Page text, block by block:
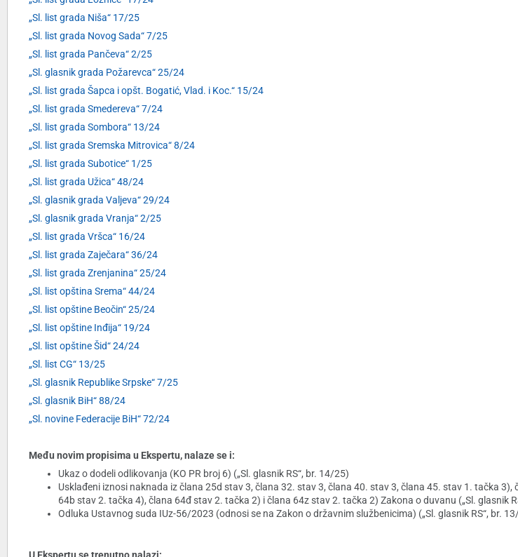
„Sl. list grada Niša“ 17/25
„Sl. list grada Novog Sada“ 7/25
„Sl. list grada Pančeva“ 2/25
„Sl. glasnik grada Požarevca“ 25/24
„Sl. list grada Šapca i opšt. Bogatić, Vlad. i Koc.“ 15/24
„Sl. list grada Smedereva“ 7/24
„Sl. list grada Sombora“ 13/24
„Sl. list grada Sremska Mitrovica“ 8/24
„Sl. list grada Subotice“ 1/25
„Sl. list grada Užica“ 48/24
„Sl. glasnik grada Valjeva“ 29/24
„Sl. glasnik grada Vranja“ 2/25
„Sl. list grada Vršca“ 16/24
„Sl. list grada Zaječara“ 36/24
„Sl. list grada Zrenjanina“ 25/24
„Sl. list opština Srema“ 44/24
„Sl. list opštine Beočin“ 25/24
„Sl. list opštine Inđija“ 19/24
„Sl. list opštine Šid“ 24/24
„Sl. list CG“ 13/25
„Sl. glasnik Republike Srpske“ 7/25
„Sl. glasnik BiH“ 88/24
„Sl. novine Federacije BiH“ 72/24
Među novim propisima u Ekspertu, nalaze se i:
Ukaz o dodeli odlikovanja (KO PR broj 6) („Sl. glasnik RS“, br. 14/25)
Usklađeni iznosi naknada iz člana 25d stav 3, člana 32. stav 3, člana 40. stav 3, člana 45. stav 1. tačka 3),
64b stav 2. tačka 4), člana 64đ stav 2. tačka 2) i člana 64z stav 2. tačka 2) Zakona o duvanu („Sl. glasnik
Odluka Ustavnog suda IUz-56/2023 (odnosi se na Zakon o državnim službenicima) („Sl. glasnik RS“, br.